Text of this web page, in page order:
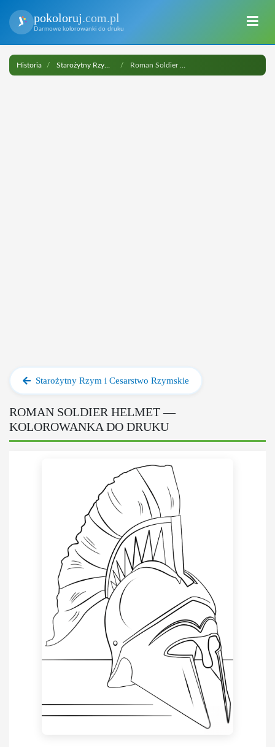
pokoloruj.com.pl
Darmowe kolorowanki do druku
Historia Starożytny Rzym i Cesarstwo Rzymskie Roman Soldier Helmet do druku
Starożytny Rzym i Cesarstwo Rzymskie
ROMAN SOLDIER HELMET —
KOLOROWANKA DO DRUKU